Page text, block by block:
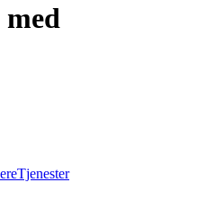
Tjenester